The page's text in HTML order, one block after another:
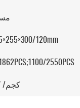
120mm
2550PCS
7.7 كجم/ 6.7 كجم/ 6.7 كجم